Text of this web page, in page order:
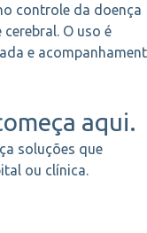
controle da doença
O uso é
e
aqui.
soluções que
ou clínica.